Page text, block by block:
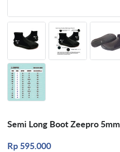
Semi Long Boot Zeepro 5mm
Rp 595.000